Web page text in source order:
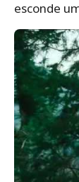
esconde